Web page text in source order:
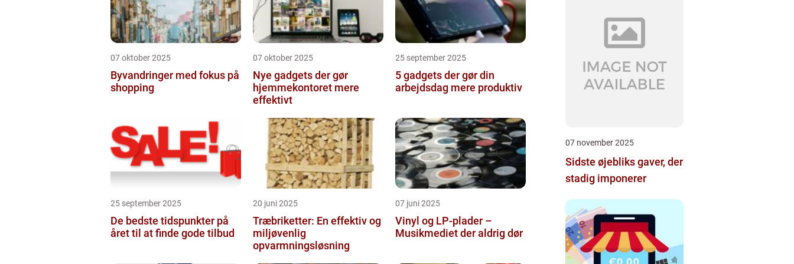
07 oktober 2025
Byvandringer med fokus på
shopping
07 oktober 2025
Nye gadgets der gør
hjemmekontoret mere
effektivt
25 september 2025
5 gadgets der gør din
arbejdsdag mere produktiv
25 september 2025
De bedste tidspunkter på
året til at finde gode tilbud
20 juni 2025
Træbriketter: En effektiv og
miljøvenlig
opvarmningsløsning
07 juni 2025
Vinyl og LP-plader –
Musikmediet der aldrig dør
07 november 2025
Sidste øjebliks gaver, der
stadig imponerer